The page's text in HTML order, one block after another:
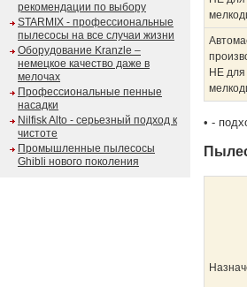
рекомендации по выбору
STARMIX - профессиональные
пылесосы на все случаи жизни
Оборудование Kranzle –
немецкое качество даже в
мелочах
Профессиональные пенные
насадки
Nilfisk Alto - серьезный подход к
чистоте
Промышленные пылесосы
Ghibli нового поколения
НЕ для
• -